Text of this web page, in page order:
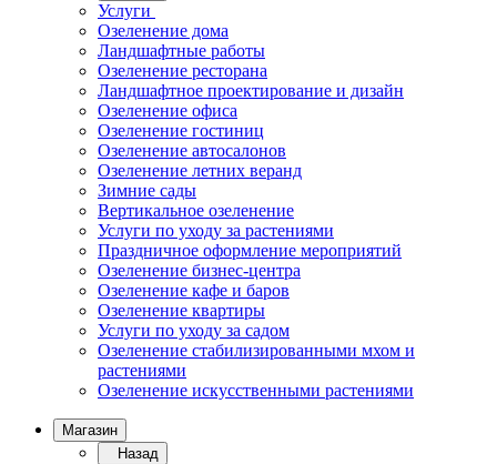
Услуги
Озеленение дома
Ландшафтные работы
Озеленение ресторана
Ландшафтное проектирование и дизайн
Озеленение офиса
Озеленение гостиниц
Озеленение автосалонов
Озеленение летних веранд
Зимние сады
Вертикальное озеленение
Услуги по уходу за растениями
Праздничное оформление мероприятий
Озеленение бизнес-центра
Озеленение кафе и баров
Озеленение квартиры
Услуги по уходу за садом
Озеленение стабилизированными мхом и
растениями
Озеленение искусственными растениями
Магазин
Назад